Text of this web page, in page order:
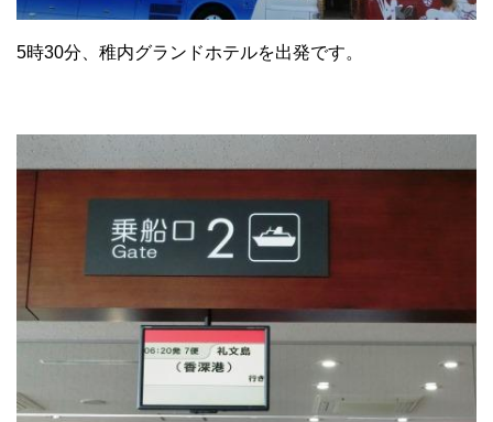
5時30分、稚内グランドホテルを出発です。